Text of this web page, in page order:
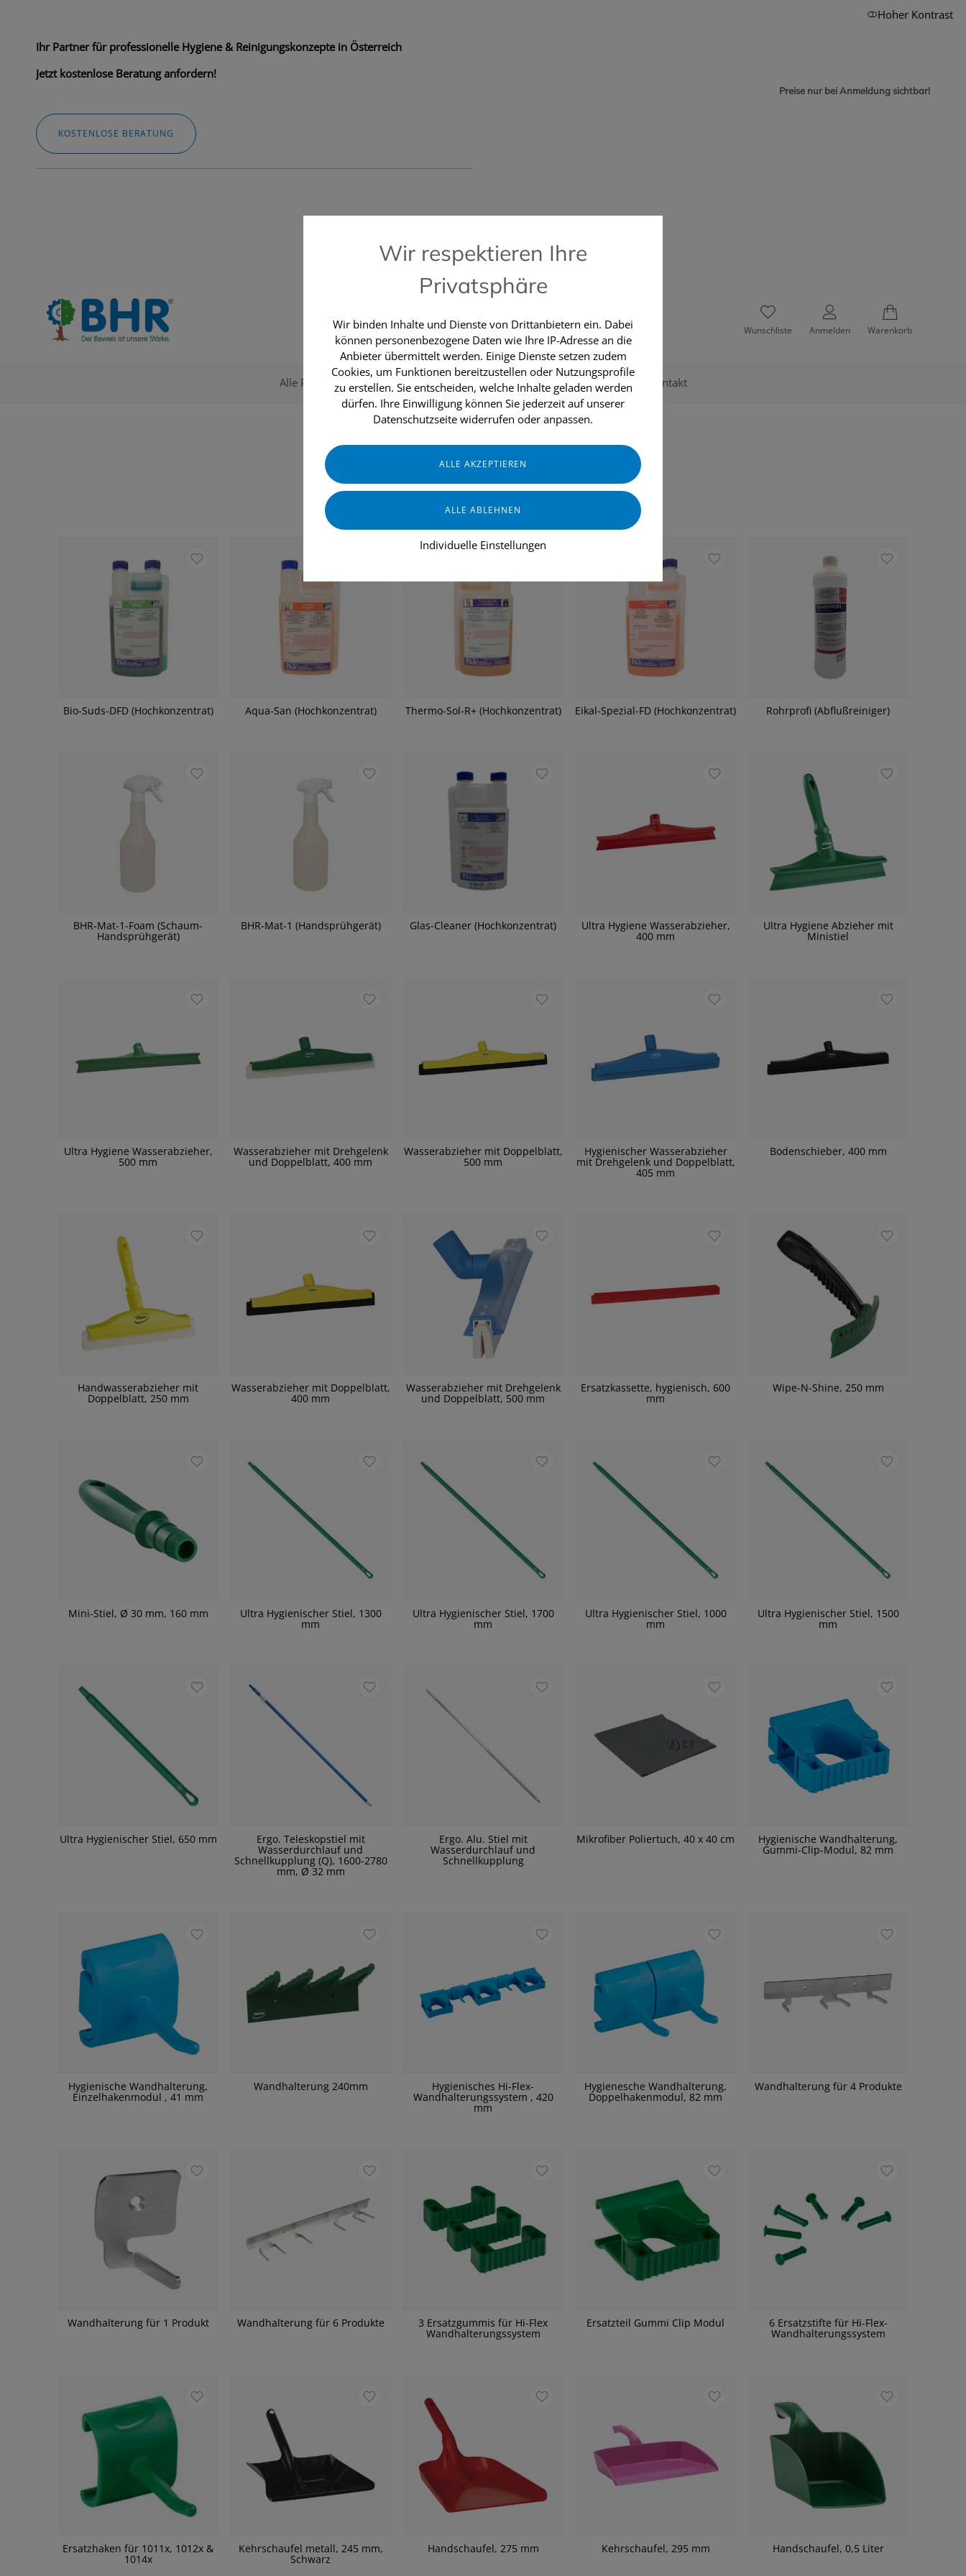
Ihr Partner für professionelle Hygiene & Reinigungskonzepte in Österreich
Jetzt kostenlose Beratung anfordern!
KOSTENLOSE BERATUNG
Preise nur bei Anmeldung sichtbar!
📞 Kostenlose Hotline +43 664 196 28 20
Hoher Kontrast
Wunschliste Anmelden Warenkorb
Alle Produkte Aktionen Topseller Über uns Kontakt
Haus & Heim
Bio-Suds-DFD (Hochkonzentrat) Aqua-San (Hochkonzentrat) Thermo-Sol-R+ (Hochkonzentrat) Eikal-Spezial-FD (Hochkonzentrat) Rohrprofi (Abflußreiniger)
BHR-Mat-1-Foam (Schaum-
Handsprühgerät)
BHR-Mat-1 (Handsprühgerät) Glas-Cleaner (Hochkonzentrat) Ultra Hygiene Wasserabzieher,
400 mm
Ultra Hygiene Abzieher mit
Ministiel
Ultra Hygiene Wasserabzieher,
500 mm
Wasserabzieher mit Drehgelenk
und Doppelblatt, 400 mm
Wasserabzieher mit Doppelblatt,
500 mm
Hygienischer Wasserabzieher
mit Drehgelenk und Doppelblatt,
405 mm
Bodenschieber, 400 mm
Handwasserabzieher mit
Doppelblatt, 250 mm
Wasserabzieher mit Doppelblatt,
400 mm
Wasserabzieher mit Drehgelenk
und Doppelblatt, 500 mm
Ersatzkassette, hygienisch, 600
mm
Wipe-N-Shine, 250 mm
Mini-Stiel, Ø 30 mm, 160 mm Ultra Hygienischer Stiel, 1300
mm
Ultra Hygienischer Stiel, 1700
mm
Ultra Hygienischer Stiel, 1000
mm
Ultra Hygienischer Stiel, 1500
mm
Ultra Hygienischer Stiel, 650 mm Ergo. Teleskopstiel mit
Wasserdurchlauf und
Schnellkupplung (Q), 1600-2780
mm, Ø 32 mm
Ergo. Alu. Stiel mit
Wasserdurchlauf und
Schnellkupplung
Mikrofiber Poliertuch, 40 x 40 cm Hygienische Wandhalterung,
Gummi-Clip-Modul, 82 mm
Hygienische Wandhalterung,
Einzelhakenmodul , 41 mm
Wandhalterung 240mm Hygienisches Hi-Flex-
Wandhalterungssystem , 420
mm
Hygienesche Wandhalterung,
Doppelhakenmodul, 82 mm
Wandhalterung für 4 Produkte
Wandhalterung für 1 Produkt Wandhalterung für 6 Produkte 3 Ersatzgummis für Hi-Flex
Wandhalterungssystem
Ersatzteil Gummi Clip Modul 6 Ersatzstifte für Hi-Flex-
Wandhalterungssystem
Ersatzhaken für 1011x, 1012x &
1014x
Kehrschaufel metall, 245 mm,
Schwarz
Handschaufel, 275 mm Kehrschaufel, 295 mm Handschaufel, 0,5 Liter
Wir respektieren Ihre
Privatsphäre
Wir binden Inhalte und Dienste von Drittanbietern ein. Dabei
können personenbezogene Daten wie Ihre IP-Adresse an die
Anbieter übermittelt werden. Einige Dienste setzen zudem
Cookies, um Funktionen bereitzustellen oder Nutzungsprofile
zu erstellen. Sie entscheiden, welche Inhalte geladen werden
dürfen. Ihre Einwilligung können Sie jederzeit auf unserer
Datenschutzseite widerrufen oder anpassen.
Individuelle Einstellungen